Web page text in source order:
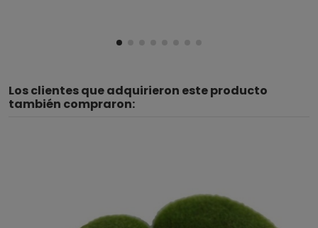
Los clientes que adquirieron este producto
también compraron: